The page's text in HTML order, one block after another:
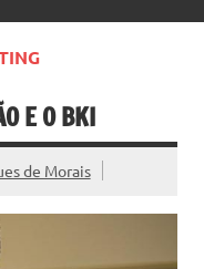
E O BKI
de Morais